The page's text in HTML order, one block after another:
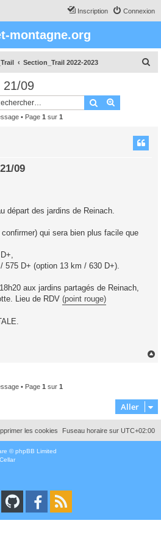
Connexion
Inscription
montagne.org
Section_Trail 2022-2023
21/09
Rechercher
• Page 1 sur 1
09
départ des jardins de Reinach.
qui sera bien plus facile que
575 D+ (option 13 km / 630 D+).
aux jardins partagés de Reinach,
Lieu de RDV (point rouge)
• Page 1 sur 1
Aller
Fuseau horaire sur UTC+02:00
les cookies
© phpBB Limited